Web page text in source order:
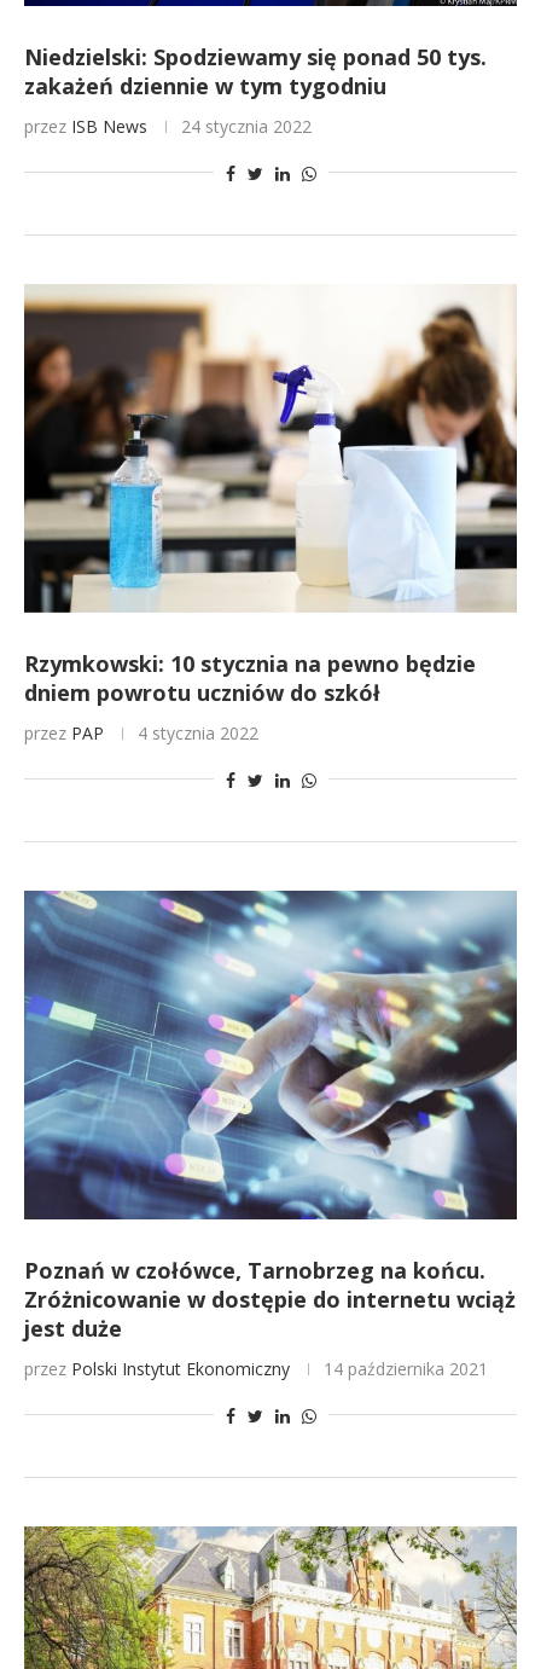
Niedzielski: Spodziewamy się ponad 50 tys.
zakażeń dziennie w tym tygodniu
przez ISB News 24 stycznia 2022
Rzymkowski: 10 stycznia na pewno będzie
dniem powrotu uczniów do szkół
przez PAP 4 stycznia 2022
Poznań w czołówce, Tarnobrzeg na końcu.
Zróżnicowanie w dostępie do internetu wciąż
jest duże
przez Polski Instytut Ekonomiczny 14 października 2021